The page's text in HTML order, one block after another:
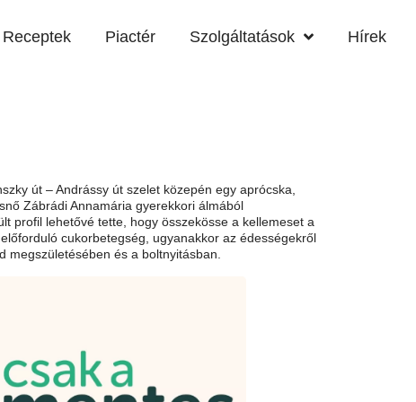
Receptek Piactér Szolgáltatások Hírek
út – Andrássy út szelet közepén egy aprócska,
Zábrádi Annamária gyerekkori álmából
profil lehetővé tette, hogy összekösse a kellemeset a
cukorbetegség, ugyanakkor az édességekről
és a boltnyitásban.